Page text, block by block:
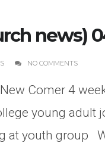
news)
NO COMMENTS
Comer 4
young adult
at youth group